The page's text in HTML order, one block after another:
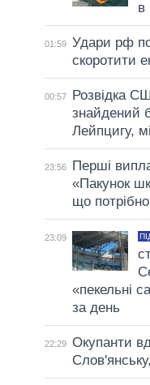
в
01:59 Удари рф по
скоротити
00:57
Розвідка
знайдений
Лейпцигу,
23:56
Перші
«Пакунок
що
23:09
«пекельні
за день
22:29 Окупанти